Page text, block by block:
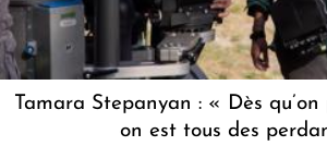
Tamara Stepanyan : « Dès
on est tous des